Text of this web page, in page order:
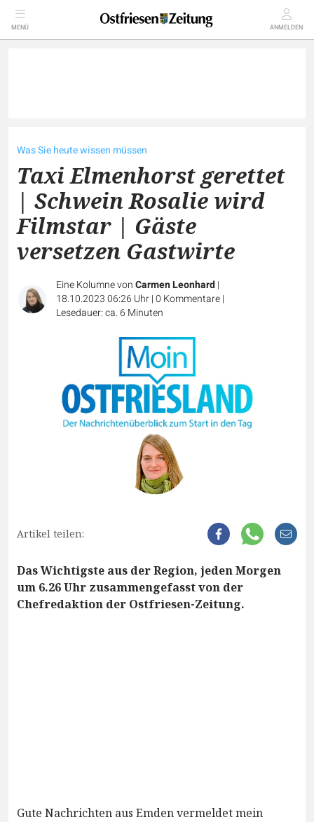
MENÜ ANMELDEN
Was Sie heute wissen müssen
Taxi Elmenhorst gerettet
| Schwein Rosalie wird
Filmstar | Gäste
versetzen Gastwirte
Eine Kolumne vonCarmen Leonhard|
18.10.2023 06:26 Uhr|0 Kommentare|
Lesedauer: ca. 6 Minuten
Artikel teilen:
Das Wichtigste aus der Region, jeden Morgen
um 6.26 Uhr zusammengefasst von der
Chefredaktion der Ostfriesen-Zeitung.
Gute Nachrichten aus Emden vermeldet mein